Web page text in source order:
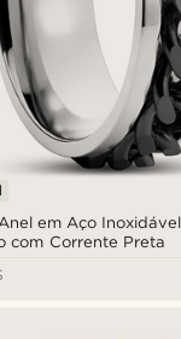
em Aço Inoxidável
com Corrente Preta